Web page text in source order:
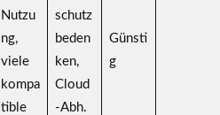
Nutzu
ng,
viele
kompa
tible
schutz
beden
ken,
Cloud
-Abh.
Günsti
g